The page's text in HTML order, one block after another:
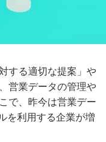
する適切な提案」や
営業データの管理や
で、昨今は営業デー
を利用する企業が増